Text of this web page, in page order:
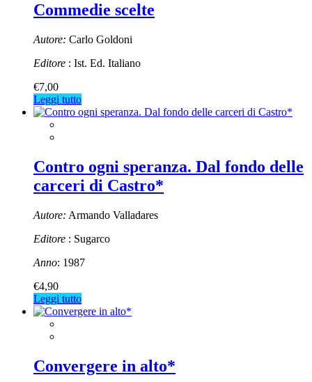
Commedie scelte
Autore: Carlo Goldoni
Editore : Ist. Ed. Italiano
€7,00
Leggi tutto
Contro ogni speranza. Dal fondo delle
carceri di Castro*
Autore: Armando Valladares
Editore : Sugarco
Anno: 1987
€4,90
Leggi tutto
Convergere in alto*